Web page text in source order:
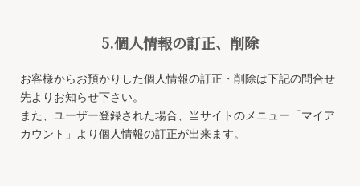
5.個人情報の訂正、削除
お客様からお預かりした個人情報の訂正・削除は下記の問合せ
先よりお知らせ下さい。
また、ユーザー登録された場合、当サイトのメニュー「マイア
カウント」より個人情報の訂正が出来ます。